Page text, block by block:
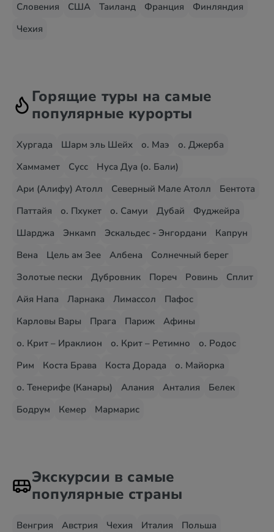
Словения
США Таиланд Франция
Финляндия
Чехия
Горящие туры на самые
популярные курорты
Хургада Шарм эль Шейх о. Маэ
о. Джерба
Хаммамет
Сусс
Нуса Дуа (о. Бали)
Ари (Алифу) Атолл
Северный Мале Атолл
Бентота
Паттайя
о. Пхукет о. Самуи Дубай
Фуджейра
Шарджа
Энкамп Эскальдес - Энгордани
Капрун
Вена
Цель ам Зее Албена
Солнечный берег
Золотые пески
Дубровник Пореч Ровинь
Сплит
Айя Напа
Ларнака Лимассол
Пафос
Карловы Вары
Прага Париж
Афины
о. Крит – Ираклион
о. Крит – Ретимно
о. Родос
Рим
Коста Брава Коста Дорада
о. Майорка
о. Тенерифе (Канары)
Алания Анталия
Белек
Бодрум
Кемер Мармарис
Экскурсии в самые
популярные страны
Венгрия Австрия Чехия Италия
Польша